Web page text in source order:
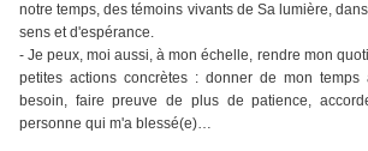
notre temps, des témoins vivants de Sa lumière,
sens et d'espérance.
- Je peux, moi aussi, à mon échelle, rendre mon
petites actions concrètes : donner de mon
besoin, faire preuve de plus de patience,
personne qui m'a blessé(e)…